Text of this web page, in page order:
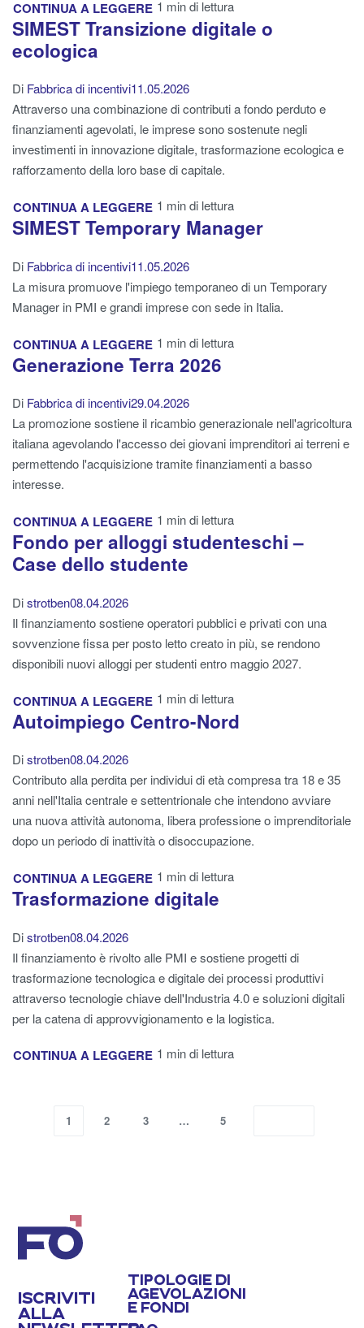
CONTINUA A LEGGERE 1 min di lettura
SIMEST Transizione digitale o
ecologica
Di Fabbrica di incentivi11.05.2026
Attraverso una combinazione di contributi a fondo perduto e
finanziamenti agevolati, le imprese sono sostenute negli
investimenti in innovazione digitale, trasformazione ecologica e
rafforzamento della loro base di capitale.
CONTINUA A LEGGERE 1 min di lettura
SIMEST Temporary Manager
Di Fabbrica di incentivi11.05.2026
La misura promuove l'impiego temporaneo di un Temporary
Manager in PMI e grandi imprese con sede in Italia.
CONTINUA A LEGGERE 1 min di lettura
Generazione Terra 2026
Di Fabbrica di incentivi29.04.2026
La promozione sostiene il ricambio generazionale nell'agricoltura
italiana agevolando l'accesso dei giovani imprenditori ai terreni e
permettendo l'acquisizione tramite finanziamenti a basso
interesse.
CONTINUA A LEGGERE 1 min di lettura
Fondo per alloggi studenteschi –
Case dello studente
Distrotben08.04.2026
Il finanziamento sostiene operatori pubblici e privati con una
sovvenzione fissa per posto letto creato in più, se rendono
disponibili nuovi alloggi per studenti entro maggio 2027.
CONTINUA A LEGGERE 1 min di lettura
Autoimpiego Centro-Nord
Distrotben08.04.2026
Contributo alla perdita per individui di età compresa tra 18 e 35
anni nell'Italia centrale e settentrionale che intendono avviare
una nuova attività autonoma, libera professione o imprenditoriale
dopo un periodo di inattività o disoccupazione.
CONTINUA A LEGGERE 1 min di lettura
Trasformazione digitale
Distrotben08.04.2026
Il finanziamento è rivolto alle PMI e sostiene progetti di
trasformazione tecnologica e digitale dei processi produttivi
attraverso tecnologie chiave dell'Industria 4.0 e soluzioni digitali
per la catena di approvvigionamento e la logistica.
CONTINUA A LEGGERE 1 min di lettura
1 2 3 … 5
TIPOLOGIE DI
AGEVOLAZIONI
E FONDI
ISCRIVITI
ALLA